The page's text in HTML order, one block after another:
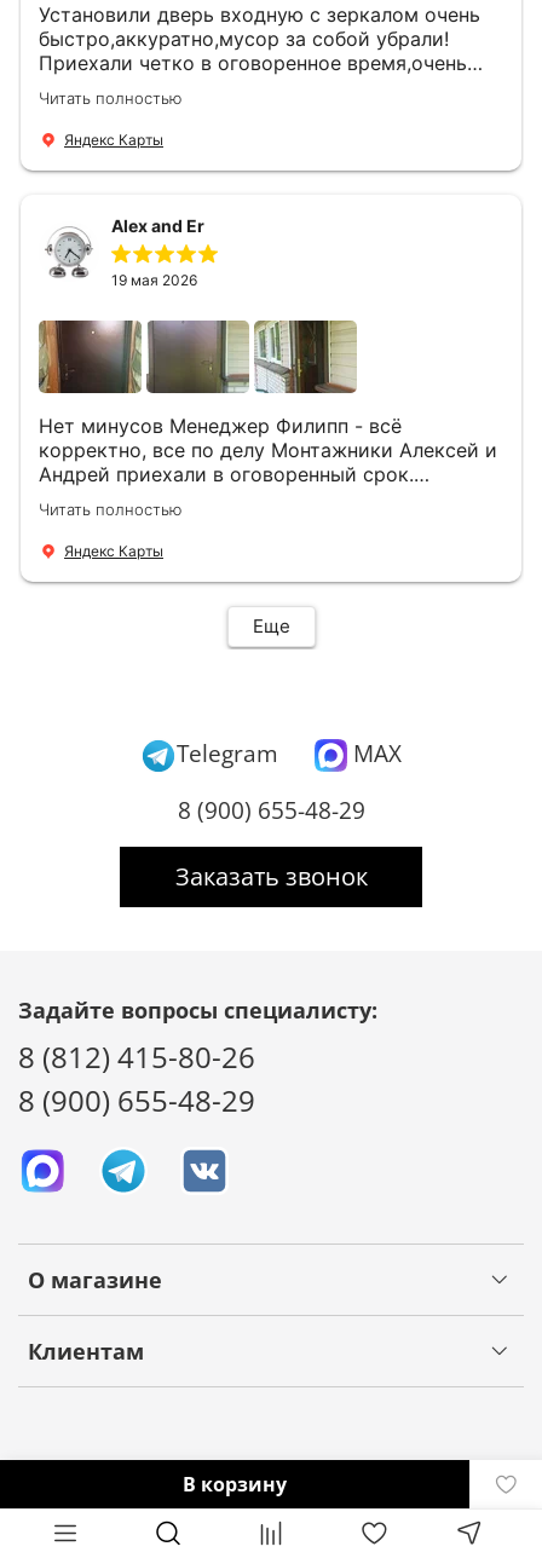
В корзину
Установили дверь входную с зеркалом очень
быстро,аккуратно,мусор за собой убрали!
Приехали четко в оговоренное время,очень
вежливые,деликатные рабочие .Все
понравилось и дверь ,и работа и цена!
Читать полностью
Яндекс Карты
Alex and Er
19 мая 2026
Нет минусов Менеджер Филипп - всё
корректно, все по делу Монтажники Алексей и
Андрей приехали в оговоренный срок.
Демонтировали старую дверь и установили
новую буквально за час Быстро и качественно
+ нормальные цены Всем большое спасибо
Читать полностью
Яндекс Карты
Еще
Telegram
MAX
8 (900) 655-48-29
Заказать звонок
О магазине
Клиентам
Задайте вопросы специалисту:
8 (812) 415-80-26
8 (900) 655-48-29